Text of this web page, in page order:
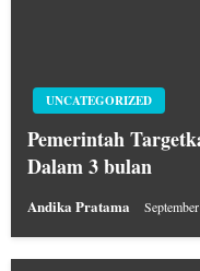
UNCATEGORIZED
Pemerintah
Dalam 3 bulan
Andika Pratama